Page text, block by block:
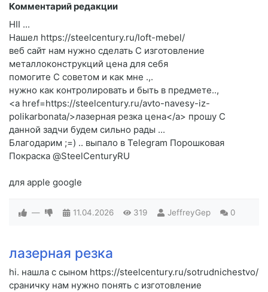
Комментарий редакции
HII ...
Нашел https://steelcentury.ru/loft-mebel/
веб сайт нам нужно сделать C изготовление
металлоконструкций цена для себя
помогите C советом и как мне .,.
нужно как контролировать и быть в предмете..,
<a href=https://steelcentury.ru/avto-navesy-iz-
polikarbonata/>лазерная резка цена</a> прошу C
данной задчи будем сильно рады ...
Благодарим ;=) .. выпало в Telegram Порошковая
Покраска @SteelCenturyRU
для apple google
— 11.04.2026 319 JeffreyGep 0
лазерная резка
hi. нашла с сыном https://steelcentury.ru/sotrudnichestvo/
сраничку нам нужно понять с изготовление